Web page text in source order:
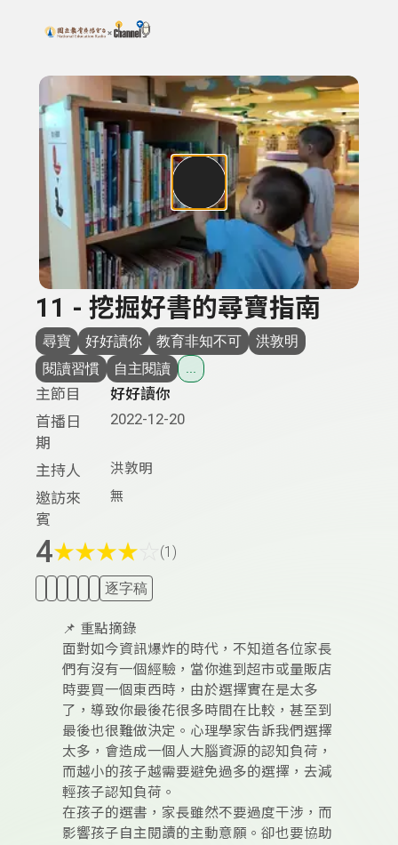
上方功能區塊
搜尋關鍵字：可輸入節目名稱、主持人或關鍵字
11 - 挖掘好書的尋寶指南
尋寶 好好讀你 教育非知不可
洪敦明
閱讀習慣
自主閱讀 ...
主節目
好好讀你
首播日
期
2022-12-20
主持人 洪敦明
邀訪來
賓
無
4★★★★ (1)
逐字稿
📌 重點摘錄
面對如今資訊爆炸的時代，不知道各位家長
們有沒有一個經驗，當你進到超市或量販店
時要買一個東西時，由於選擇實在是太多
了，導致你最後花很多時間在比較，甚至到
最後也很難做決定。心理學家告訴我們選擇
太多，會造成一個人大腦資源的認知負荷，
而越小的孩子越需要避免過多的選擇，去減
輕孩子認知負荷。
在孩子的選書，家長雖然不要過度干涉，而
影響孩子自主閱讀的主動意願。卻也要協助